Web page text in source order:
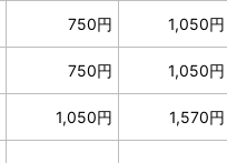
750円 1,050円
750円 1,050円
1,050円 1,570円